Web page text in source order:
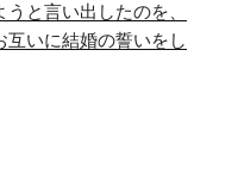
と言い出したのを、
いに結婚の誓いをし